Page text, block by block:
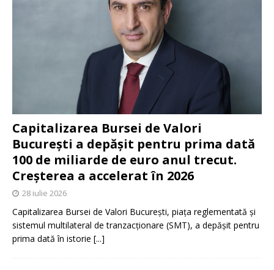
Capitalizarea Bursei de Valori
București a depășit pentru prima dată
100 de miliarde de euro anul trecut.
Creșterea a accelerat în 2026
28 iulie 2026
Capitalizarea Bursei de Valori București, piața reglementată și
sistemul multilateral de tranzacționare (SMT), a depășit pentru
prima dată în istorie [...]